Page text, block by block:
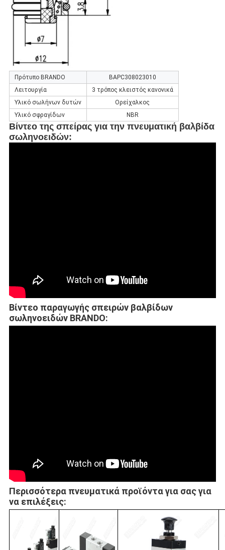
Πρότυπο BRANDO
BAPC308023010
Λειτουργία
3 τρόπος κλειστός κανονικά
Υλικό σωλήνων δυτών
Ορείχαλκος
Υλικό σφραγίδων
NBR
Βίντεο της σπείρας για την πνευματική βαλβίδα
σωληνοειδών:
Βίντεο παραγωγής σπειρών βαλβίδων
σωληνοειδών BRANDO:
Περισσότερα πνευματικά προϊόντα για σας για
να επιλέξεις: